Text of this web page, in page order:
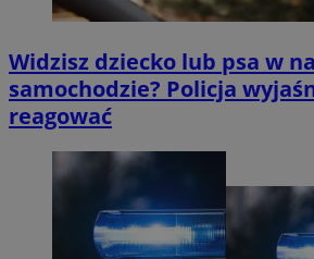
Widzisz dziecko lub psa w
samochodzie? Policja
reagować